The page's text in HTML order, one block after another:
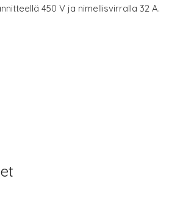
450 V ja nimellisvirralla 32 A.